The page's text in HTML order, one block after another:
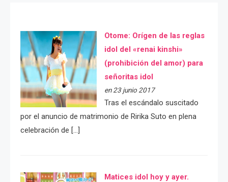
Otome: Orígen de las reglas
idol del «renai kinshi»
(prohibición del amor) para
señoritas idol
en 23 junio 2017
Tras el escándalo suscitado
por el anuncio de matrimonio de Ririka Suto en plena
celebración de […]
Matices idol hoy y ayer.